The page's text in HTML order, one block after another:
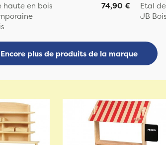
haute en bois
74,90 €
Etal
JB Bois
Encore plus de produits de la marque